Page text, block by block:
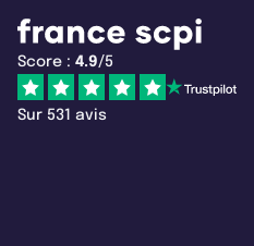
Score : 4.9/5
Sur 531 avis